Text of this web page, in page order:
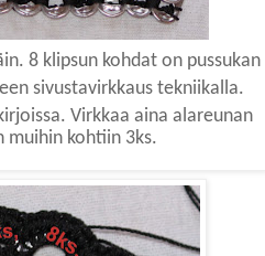
8 klipsun kohdat on pussukan
sivustavirkkaus tekniikalla.
Virkkaa aina alareunan
muihin kohtiin 3ks.